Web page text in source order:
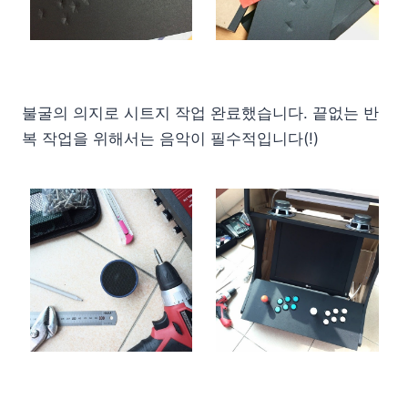
불굴의 의지로 시트지 작업 완료했습니다. 끝없는 반
복 작업을 위해서는 음악이 필수적입니다(!)